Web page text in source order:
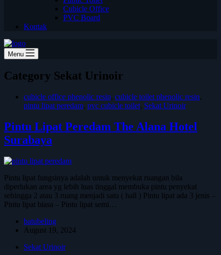
Cubicle Office
PVC Board
Kontak
Menu
Category Sekat Urinoir
cubicle office phenolic resin, cubicle toilet phenolic resin,
pintu lipat peredam, pvc cubicle toilet, Sekat Urinoir
Pintu Lipat Peredam The Alana Hotel
Surabaya
Pintu lipat fungsinya adalah untuk menyekat ruangan bila
diperlukan area yg lebih luas tinggal membuka pintu penyekat
sehingga 2 atau 3 ruang menjadi satu ( hall ) Pintu lipat ada 3 jenis –
Pintu lipat biasa – Pintu lipat semi…
batubeling
August 19, 2024
Sekat Urinoir